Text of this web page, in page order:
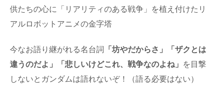
供たちの心に「リアリティのある戦争」を植え付けたリ
アルロボットアニメの金字塔
今なお語り継がれる名台詞
「坊やだからさ」「ザクとは
違うのだよ」「悲しいけどこれ、戦争なのよね」
を目撃
しないとガンダムは語れないぞ！（語る必要はない）